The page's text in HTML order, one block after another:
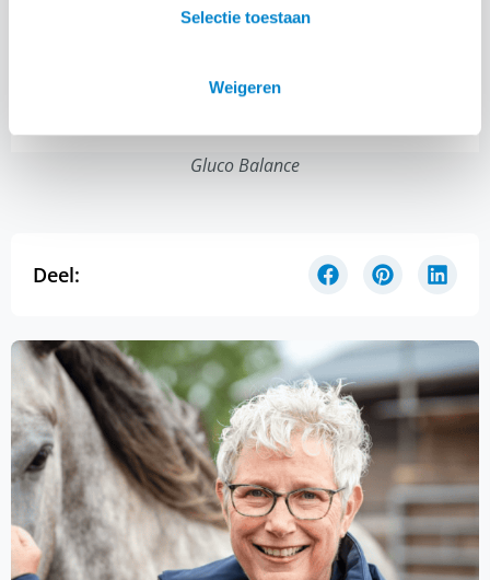
Selectie toestaan
Weigeren
Gluco Balance
Deel: